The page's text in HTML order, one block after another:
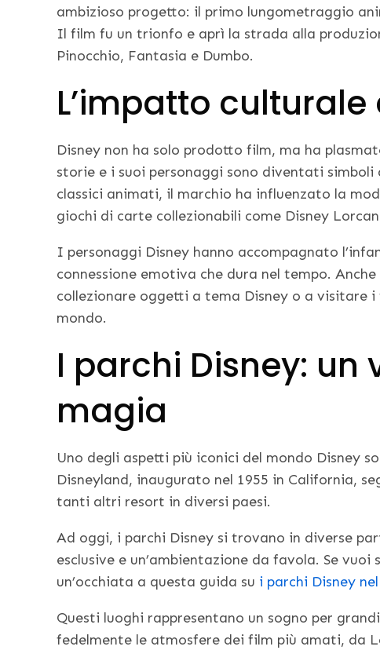
ambizioso progetto: il primo lungometraggio
Il film fu un trionfo e aprì la strada alla
Pinocchio, Fantasia e Dumbo.
L’impatto
Disney non ha solo prodotto film, ma ha
storie e i suoi personaggi sono diventati
classici animati, il marchio ha influenzato la
giochi di carte collezionabili come Disney
I personaggi Disney hanno accompagnato
connessione emotiva che dura nel tempo.
collezionare oggetti a tema Disney o a visitare
mondo.
I parchi Disney: un
magia
Uno degli aspetti più iconici del mondo Disney
Disneyland, inaugurato nel 1955 in California,
tanti altri resort in diversi paesi.
Ad oggi, i parchi Disney si trovano in diverse
esclusive e un’ambientazione da favola. Se
un’occhiata a questa guida su i parchi Disney
Questi luoghi rappresentano un sogno per
fedelmente le atmosfere dei film più amati, da